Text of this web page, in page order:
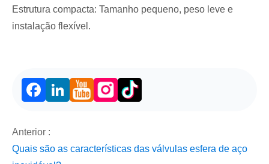
Estrutura compacta: Tamanho pequeno, peso leve e
instalação flexível.
FacebookLinkedIn
Anterior :
Quais são as características das válvulas esfera de aço